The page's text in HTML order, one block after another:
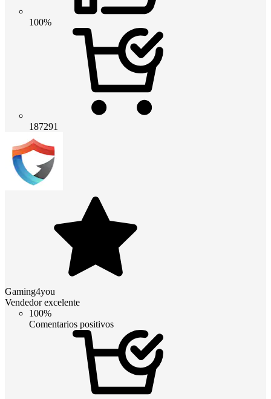
100%
187291
Gaming4you
Vendedor excelente
100%
Comentarios positivos